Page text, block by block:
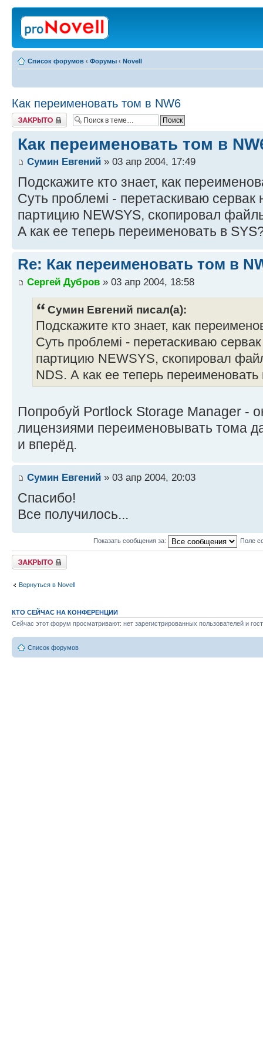
Список форумов ‹ Форумы ‹ Novell
Как переименовать том в NW6
Закрыто
Как переименовать том в
Сумин Евгений » 03 апр 2004, 17:49
Подскажите кто знает, как
Суть проблемі - перетаскиваю сервак
партицию NEWSYS, скопировал
А как ее теперь переименовать в
Re: Как переименовать том в
Сергей Дубров » 03 апр 2004, 18:58
Сумин Евгений писал(а):
Подскажите кто знает, как
Суть проблемі - перетаскиваю
партицию NEWSYS, скопировал
NDS. А как ее теперь переименовать
Попробуй Portlock Storage Manager -
лицензиями переименовывать тома
и вперёд.
Сумин Евгений » 03 апр 2004, 20:03
Спасибо!
Все получилось...
Показать сообщения за: Поле
Закрыто
Вернуться в Novell
КТО СЕЙЧАС НА КОНФЕРЕНЦИИ
Сейчас этот форум просматривают: нет зарегистрированных пользователей и
Список форумов